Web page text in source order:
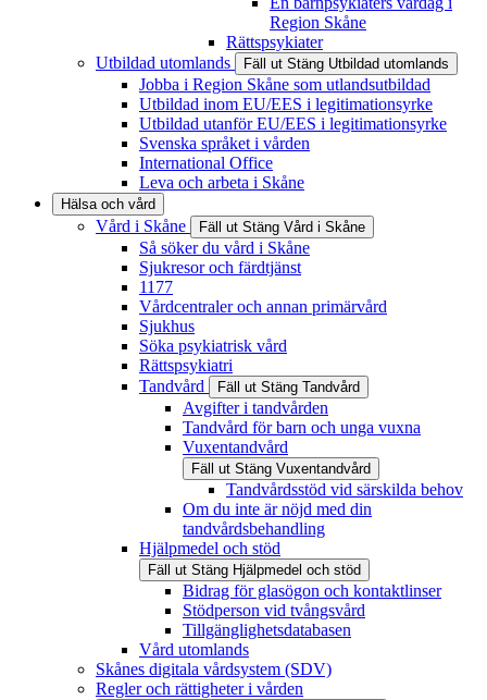
Region Skåne
Rättspsykiater
Utbildad utomlands
Fäll ut Stäng Utbildad utomlands
Jobba i Region Skåne som utlandsutbildad
Utbildad inom EU/EES i legitimationsyrke
Utbildad utanför EU/EES i legitimationsyrke
Svenska språket i vården
International Office
Leva och arbeta i Skåne
Hälsa och vård
Vård i Skåne Fäll ut Stäng Vård i Skåne
Så söker du vård i Skåne
Sjukresor och färdtjänst
1177
Vårdcentraler och annan primärvård
Sjukhus
Söka psykiatrisk vård
Rättspsykiatri
Tandvård
Fäll ut Stäng Tandvård
Avgifter i tandvården
Tandvård för barn och unga vuxna
Vuxentandvård
Fäll ut Stäng Vuxentandvård
Tandvårdsstöd vid särskilda behov
Om du inte är nöjd med din
tandvårdsbehandling
Hjälpmedel och stöd
Fäll ut Stäng Hjälpmedel och stöd
Bidrag för glasögon och kontaktlinser
Stödperson vid tvångsvård
Tillgänglighetsdatabasen
Vård utomlands
Skånes digitala vårdsystem (SDV)
Regler och rättigheter i vården